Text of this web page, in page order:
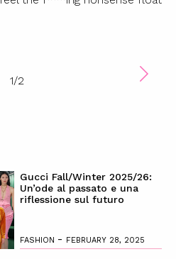
1/2
Gucci Fall/Winter 2025/26:
Un’ode al passato e una
riflessione sul futuro
FASHION - FEBRUARY 28, 2025